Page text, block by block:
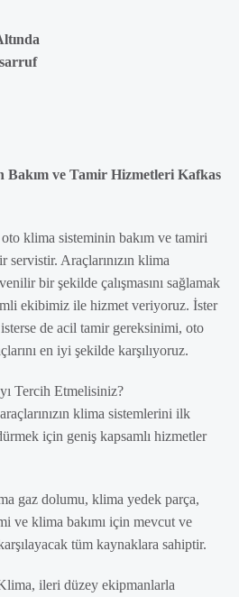
Bakım ve Tamir Hizmetleri Kafkas
klima sisteminin bakım ve tamiri
servistir. Araçlarınızın klima
bir şekilde çalışmasını sağlamak
ekibimiz ile hizmet veriyoruz. İster
de acil tamir gereksinimi, oto
en iyi şekilde karşılıyoruz.
Tercih Etmelisiniz?
klima sistemlerini ilk
için geniş kapsamlı hizmetler
gaz dolumu, klima yedek parça,
ve klima bakımı için mevcut ve
tüm kaynaklara sahiptir.
ileri düzey ekipmanlarla